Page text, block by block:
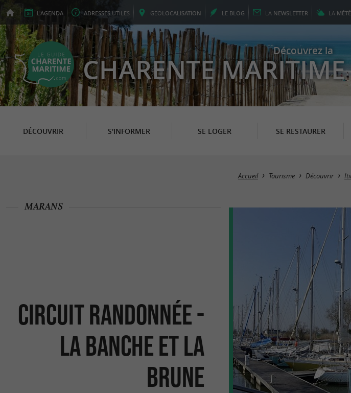
L'AGENDA ADRESSES UTILES GEOLOCALISATION LE BLOG LA NEWSLETTER LA
Découvrez la
CHARENTE MARITIME
DÉCOUVRIR S'INFORMER SE LOGER SE RESTAURER
Accueil Tourisme Découvrir
Circuit randonnée -
La Banche et la
Brune
MARANS